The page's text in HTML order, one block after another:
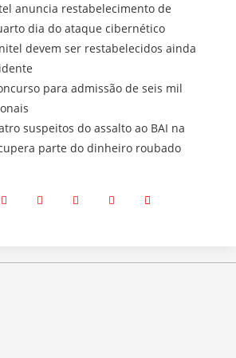
anuncia restabelecimento de
dia do ataque cibernético
devem ser restabelecidos ainda
para admissão de seis mil
suspeitos do assalto ao BAI na
parte do dinheiro roubado